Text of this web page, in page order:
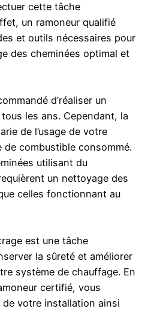
cette tâche
un ramoneur qualifié
et outils nécessaires pour
des cheminées optimal et
d’réaliser un
les ans. Cependant, la
de l’usage de votre
de combustible consommé.
utilisant du
un nettoyage des
celles fonctionnant au
est une tâche
la sûreté et améliorer
système de chauffage. En
certifié, vous
votre installation ainsi